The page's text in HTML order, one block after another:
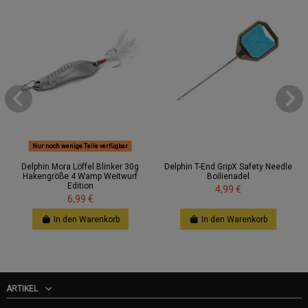
Nur noch wenige Teile verfügbar
Delphin Mora Löffel Blinker 30g
Hakengröße 4 Wamp Weitwurf
Edition
6,99 €
In den Warenkorb
Delphin T-End GripX Safety Needle
Boilienadel
4,99 €
In den Warenkorb
ARTIKEL